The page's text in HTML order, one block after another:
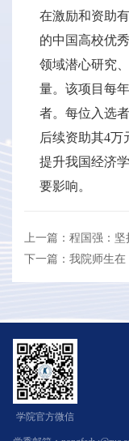
在激励和资助
的中国高校优
领域潜心研究
量。该项目每
者。每位入选
后续资助其4万
提升我国经济
要影响。
上一篇：程国强：
下一篇：我院师生在
学院官方微信
学院网络教学系统
北京农业经济学会